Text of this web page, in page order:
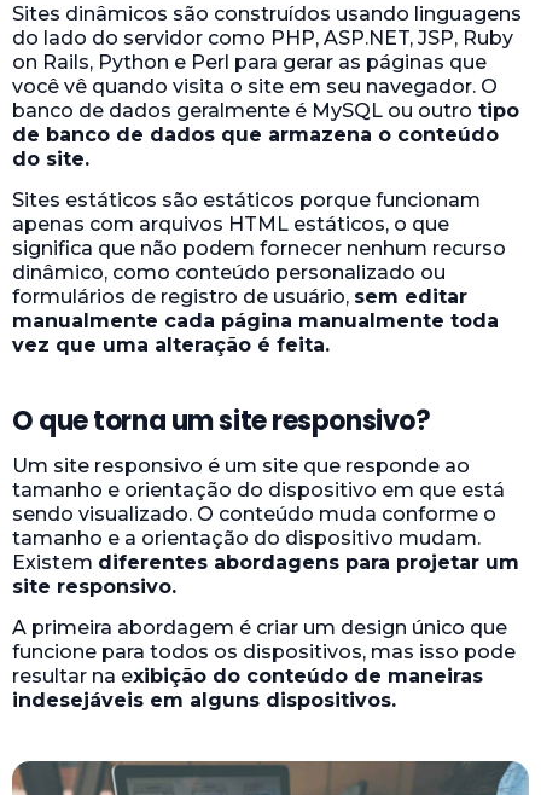
Sites dinâmicos são construídos usando linguagens
do lado do servidor como PHP, ASP.NET, JSP, Ruby
on Rails, Python e Perl para gerar as páginas que
você vê quando visita o site em seu navegador. O
banco de dados geralmente é MySQL ou outro tipo
de banco de dados que armazena o conteúdo
do site.
Sites estáticos são estáticos porque funcionam
apenas com arquivos HTML estáticos, o que
significa que não podem fornecer nenhum recurso
dinâmico, como conteúdo personalizado ou
formulários de registro de usuário, sem editar
manualmente cada página manualmente toda
vez que uma alteração é feita.
O que torna um site responsivo?
Um site responsivo é um site que responde ao
tamanho e orientação do dispositivo em que está
sendo visualizado. O conteúdo muda conforme o
tamanho e a orientação do dispositivo mudam.
Existem diferentes abordagens para projetar um
site responsivo.
A primeira abordagem é criar um design único que
funcione para todos os dispositivos, mas isso pode
resultar na exibição do conteúdo de maneiras
indesejáveis em alguns dispositivos.